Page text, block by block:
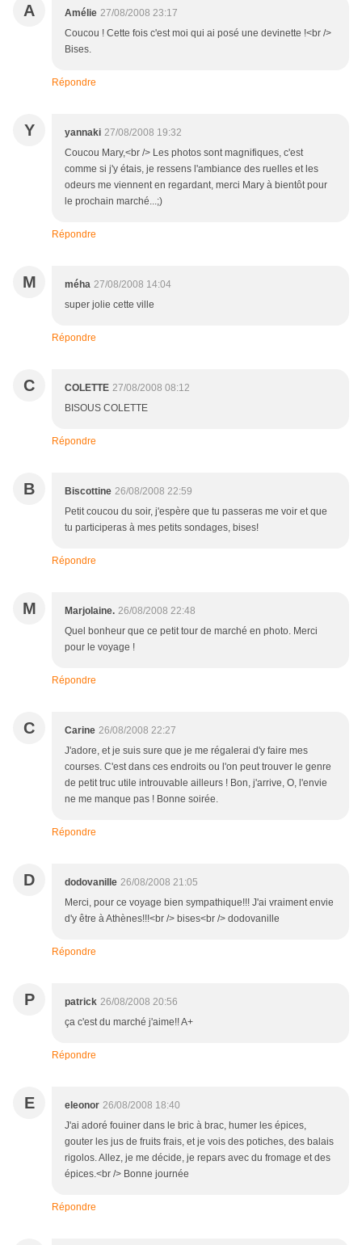
A Amélie 27/08/2008 23:17
Coucou ! Cette fois c'est moi qui ai posé une devinette !<br />
Bises.
Répondre
Y yannaki 27/08/2008 19:32
Coucou Mary,<br /> Les photos sont magnifiques, c'est
comme si j'y étais, je ressens l'ambiance des ruelles et les
odeurs me viennent en regardant, merci Mary à bientôt pour
le prochain marché...;)
Répondre
M méha 27/08/2008 14:04
super jolie cette ville
Répondre
C COLETTE 27/08/2008 08:12
BISOUS COLETTE
Répondre
B Biscottine 26/08/2008 22:59
Petit coucou du soir, j'espère que tu passeras me voir et que
tu participeras à mes petits sondages, bises!
Répondre
M Marjolaine. 26/08/2008 22:48
Quel bonheur que ce petit tour de marché en photo. Merci
pour le voyage !
Répondre
C Carine 26/08/2008 22:27
J'adore, et je suis sure que je me régalerai d'y faire mes
courses. C'est dans ces endroits ou l'on peut trouver le genre
de petit truc utile introuvable ailleurs ! Bon, j'arrive, O, l'envie
ne me manque pas ! Bonne soirée.
Répondre
D dodovanille 26/08/2008 21:05
Merci, pour ce voyage bien sympathique!!! J'ai vraiment envie
d'y être à Athènes!!!<br /> bises<br /> dodovanille
Répondre
P patrick 26/08/2008 20:56
ça c'est du marché j'aime!! A+
Répondre
E eleonor 26/08/2008 18:40
J'ai adoré fouiner dans le bric à brac, humer les épices,
gouter les jus de fruits frais, et je vois des potiches, des balais
rigolos. Allez, je me décide, je repars avec du fromage et des
épices.<br /> Bonne journée
Répondre